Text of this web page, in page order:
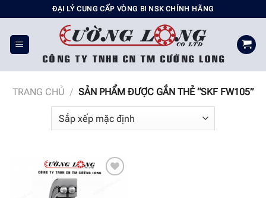
đến
nội
dung
ĐẠI LÝ CUNG CẤP VÒNG BI NSK CHÍNH HÃNG
TRANG CHỦ / SẢN PHẨM ĐƯỢC GẮN THẺ “SKF FW105”